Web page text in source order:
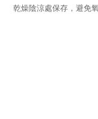
乾燥陰涼處保存，避免